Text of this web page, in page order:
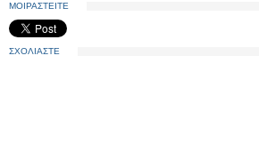
ΜΟΙΡΑΣΤΕΙΤΕ
ΣΧΟΛΙΑΣΤΕ